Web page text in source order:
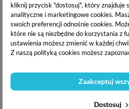
kliknij przycisk "dostosuj", który znajduje
analityczne i marketingowe cookies.
swoich preferencji odnośnie cookies.
które nie są niezbędne do korzystania z
ustawienia możesz zmienić w każdej
Z naszą polityką cookies możesz
Dostosuj
Zaakceptuj
Copyright © 2020